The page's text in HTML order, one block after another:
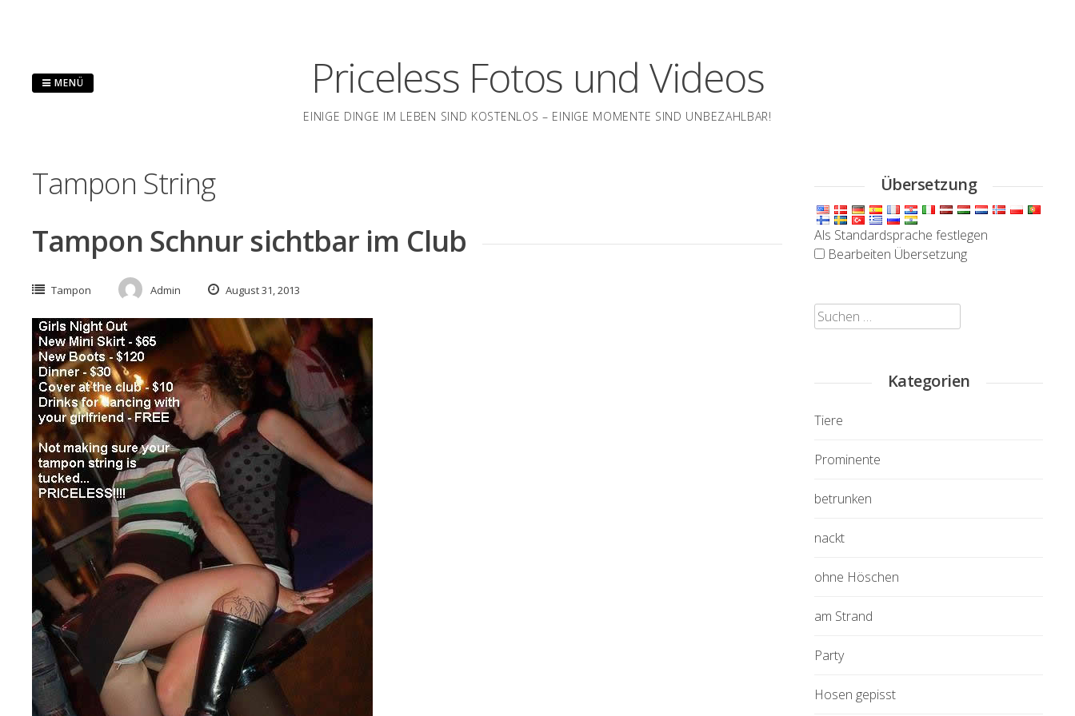
Priceless Fotos und Videos
EINIGE DINGE IM LEBEN SIND KOSTENLOS – EINIGE MOMENTE SIND UNBEZAHLBAR!
MENÜ
Tampon String
Tampon Schnur sichtbar im Club
Tampon Admin August 31, 2013
Übersetzung
Als Standardsprache festlegen
Bearbeiten Übersetzung
Suchen
nach:
Kategorien
Tiere
Prominente
betrunken
nackt
ohne Höschen
am Strand
Party
Hosen gepisst